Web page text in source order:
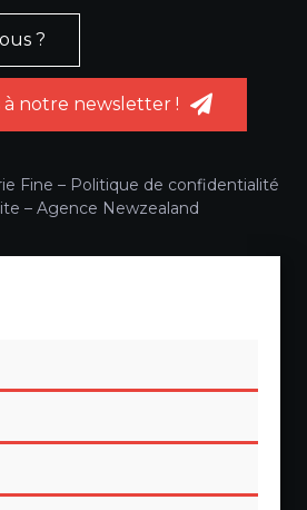
?
notre newsletter !
Fine – Politique de confidentialité
– Agence Newzealand